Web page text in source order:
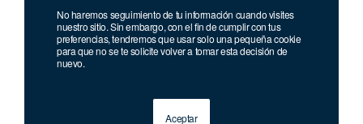
No haremos seguimiento de tu información cuando visites
nuestro sitio. Sin embargo, con el fin de cumplir con tus
preferencias, tendremos que usar solo una pequeña cookie
para que no se te solicite volver a tomar esta decisión de
nuevo.
Aceptar
Celular y Whatsapp:333 033 40 39
Bogotá:381 92 69